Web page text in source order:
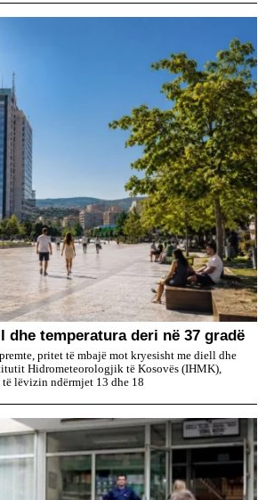
dhe temperatura deri në 37 gradë
pritet të mbajë mot kryesisht me diell dhe
Hidrometeorologjik të Kosovës (IHMK),
lëvizin ndërmjet 13 dhe 18